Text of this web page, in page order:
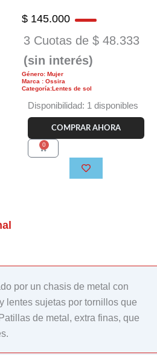
$ 145.000
3 Cuotas de $ 48.333
(sin interés)
Género: Mujer
Marca : Ossira
Categoría:Lentes de sol
Disponibilidad: 1 disponibles
Anteojo
de
Ossira
7270
COMPRAR AHORA
0
Carrito
por un chasis de metal con
lentes sujetas por tornillos que
de metal, extra finas, que